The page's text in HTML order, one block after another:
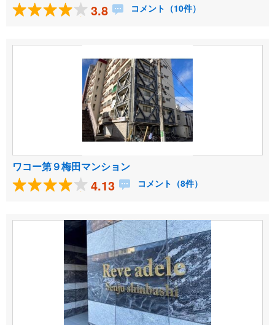
3.8 コメント（10件）
ワコー第９梅田マンション
4.13 コメント（8件）